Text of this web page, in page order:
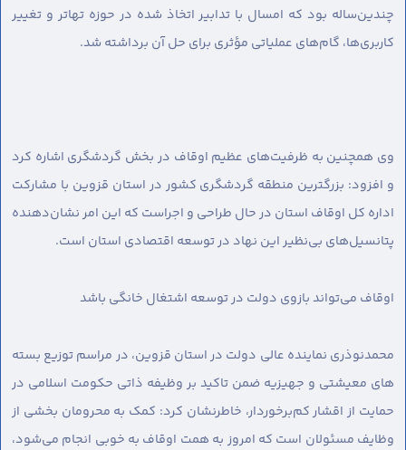
چندین‌ساله بود که امسال با تدابیر اتخاذ شده در حوزه تهاتر و تغییر
کاربری‌ها، گام‌های عملیاتی مؤثری برای حل آن برداشته شد.
وی همچنین به ظرفیت‌های عظیم اوقاف در بخش گردشگری اشاره کرد
و افزود: بزرگترین منطقه گردشگری کشور در استان قزوین با مشارکت
اداره کل اوقاف استان در حال طراحی و اجراست که این امر نشان‌دهنده
پتانسیل‌های بی‌نظیر این نهاد در توسعه اقتصادی استان است.
اوقاف می‌تواند بازوی دولت در توسعه اشتغال خانگی باشد
محمدنوذری نماینده عالی دولت در استان قزوین، در مراسم توزیع بسته
های معیشتی و جهیزیه ضمن تاکید بر وظیفه ذاتی حکومت اسلامی در
حمایت از اقشار کم‌برخوردار، خاطرنشان کرد: کمک به محرومان بخشی از
وظایف مسئولان است که امروز به همت اوقاف به خوبی انجام می‌شود،